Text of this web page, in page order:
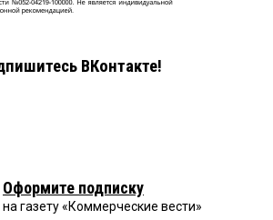
ВКонтакте!
Оформите подписку
на газету «Коммерческие вести»